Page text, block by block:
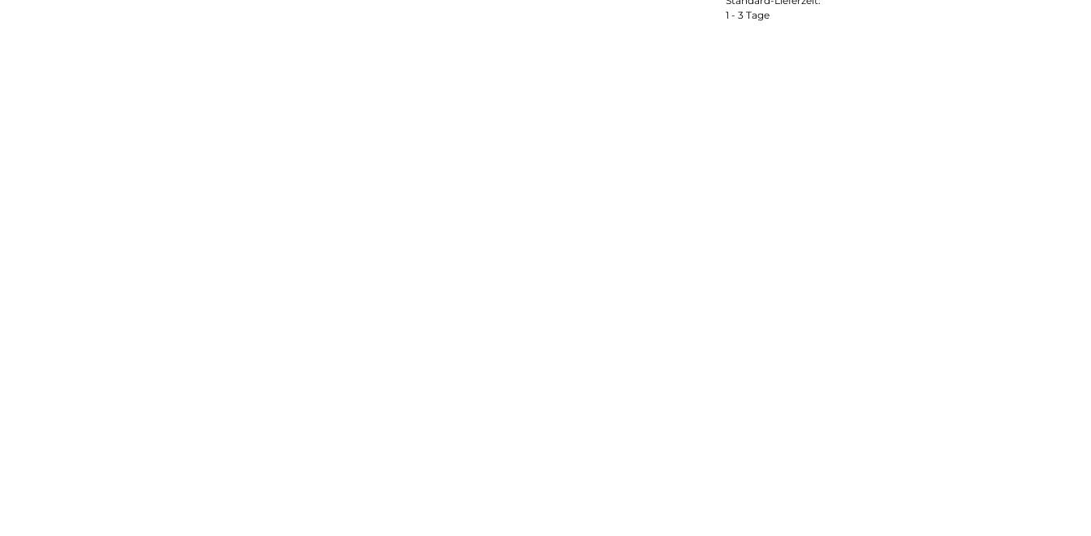
1 - 3 Tage